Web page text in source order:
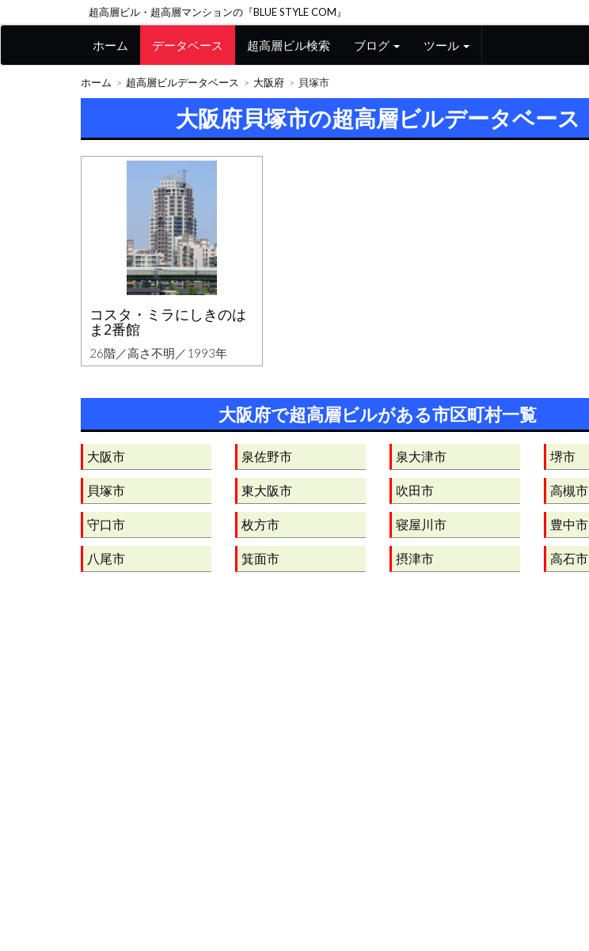
超高層ビル・超高層マンションの『BLUE STYLE COM』
ホーム データベース 超高層ビル検索 ブログ ツール
ホーム 超高層ビルデータベース 大阪府 貝塚市
大阪府貝塚市の超高層ビルデータベース
コスタ・ミラにしきのは
ま2番館
26階／高さ不明／1993年
大阪府で超高層ビルがある市区町村一覧
大阪市 泉佐野市 泉大津市 堺市
貝塚市 東大阪市 吹田市 高槻市
守口市 枚方市 寝屋川市 豊中市
八尾市 箕面市 摂津市 高石市